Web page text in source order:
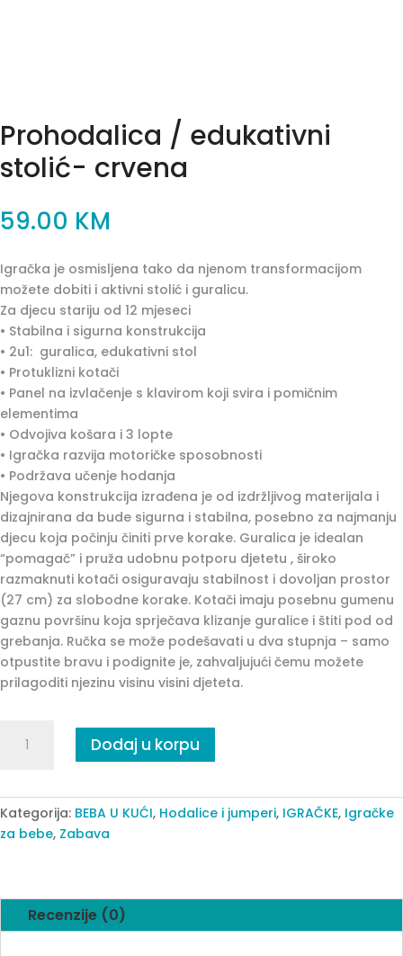
Prohodalica / edukativni
stolić- crvena
59.00 KM
Igračka je osmisljena tako da njenom transformacijom
možete dobiti i aktivni stolić i guralicu.
Za djecu stariju od 12 mjeseci
• Stabilna i sigurna konstrukcija
• 2u1: guralica, edukativni stol
• Protuklizni kotači
• Panel na izvlačenje s klavirom koji svira i pomičnim
elementima
• Odvojiva košara i 3 lopte
• Igračka razvija motoričke sposobnosti
• Podržava učenje hodanja
Njegova konstrukcija izrađena je od izdržljivog materijala i
dizajnirana da bude sigurna i stabilna, posebno za najmanju
djecu koja počinju činiti prve korake. Guralica je idealan
“pomagač” i pruža udobnu potporu djetetu , široko
razmaknuti kotači osiguravaju stabilnost i dovoljan prostor
(27 cm) za slobodne korake. Kotači imaju posebnu gumenu
gaznu površinu koja sprječava klizanje guralice i štiti pod od
grebanja. Ručka se može podešavati u dva stupnja – samo
otpustite bravu i podignite je, zahvaljujući čemu možete
prilagoditi njezinu visinu visini djeteta.
Prohodalica
crvena
quantity
Dodaj u korpu
Kategorija: BEBA U KUĆI, Hodalice i jumperi, IGRAČKE, Igračke
za bebe, Zabava
Recenzije (0)